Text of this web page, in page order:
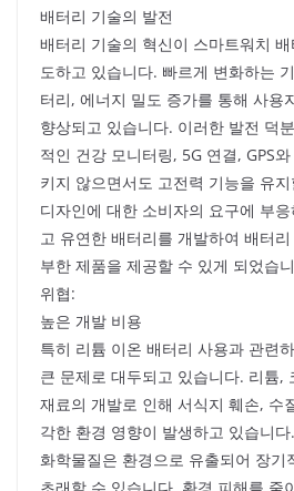
배터리 기술의 발전
배터리 기술의 혁신이 스마트워치
도하고 있습니다. 빠르게 변화하는
터리, 에너지 밀도 증가를 통해 사용
향상되고 있습니다. 이러한 발전 덕
적인 건강 모니터링, 5G 연결, GPS
키지 않으면서도 고전력 기능을 유
디자인에 대한 소비자의 요구에 부
고 유연한 배터리를 개발하여 배터
부한 제품을 제공할 수 있게 되었습
위협:
높은 개발 비용
특히 리튬 이온 배터리 사용과 관련
큰 문제로 대두되고 있습니다. 리튬,
재료의 개발로 인해 서식지 훼손, 수
각한 환경 영향이 발생하고 있습니
화학물질은 환경으로 유출되어 장기